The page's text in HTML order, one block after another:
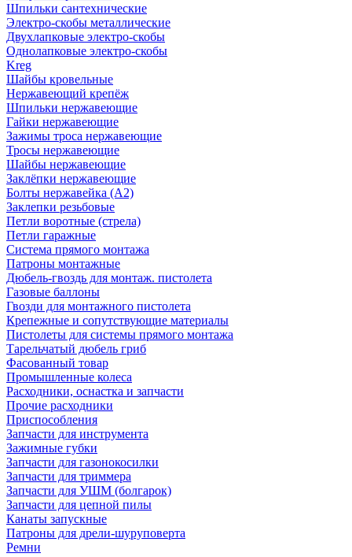
Шпильки сантехнические
Электро-скобы металлические
Двухлапковые электро-скобы
Однолапковые электро-скобы
Kreg
Шайбы кровельные
Нержавеющий крепёж
Шпильки нержавеющие
Гайки нержавеющие
Зажимы троса нержавеющие
Тросы нержавеющие
Шайбы нержавеющие
Заклёпки нержавеющие
Болты нержавейка (А2)
Заклепки резьбовые
Петли воротные (стрела)
Петли гаражные
Система прямого монтажа
Патроны монтажные
Дюбель-гвоздь для монтаж. пистолета
Газовые баллоны
Гвозди для монтажного пистолета
Крепежные и сопутствующие материалы
Пистолеты для системы прямого монтажа
Тарельчатый дюбель гриб
Фасованный товар
Промышленные колеса
Расходники, оснастка и запчасти
Прочие расходники
Приспособления
Запчасти для инструмента
Зажимные губки
Запчасти для газонокосилки
Запчасти для триммера
Запчасти для УШМ (болгарок)
Запчасти для цепной пилы
Канаты запускные
Патроны для дрели-шуруповерта
Ремни